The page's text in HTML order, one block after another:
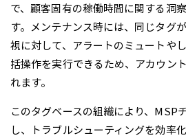
で、顧客固有の稼働時間に関する洞
す。メンテナンス時には、同じタグ
視に対して、アラートのミュートや
括操作を実行できるため、アカウン
れます。
このタグベースの組織により、MSP
し、トラブルシューティングを効率